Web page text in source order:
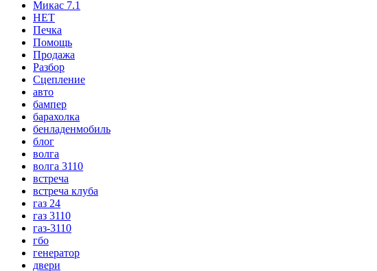
Микас 7.1
НЕТ
Печка
Помощь
Продажа
Разбор
Сцепление
авто
бампер
барахолка
бенладенмобиль
блог
волга
волга 3110
встреча
встреча клуба
газ 24
газ 3110
газ-3110
гбо
генератор
двери